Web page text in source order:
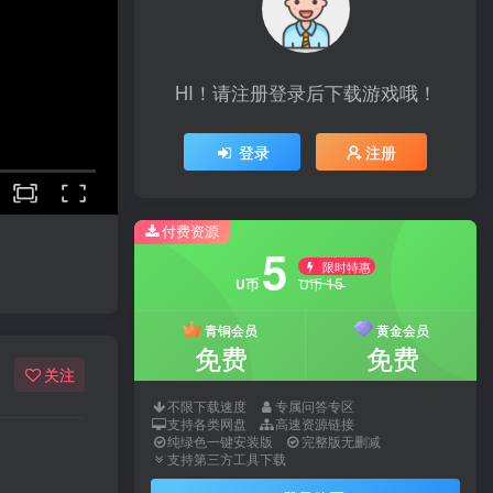
关注
HI！请注册登录后下载游戏哦！
登录 注册
付费资源
U币 5 限时特惠
U币15
青铜会员
免费
黄金会员
免费
不限下载速度
专属问答专区
支持各类网盘
高速资源链接
纯绿色一键安装版
完整版无删减
支持第三方工具下载